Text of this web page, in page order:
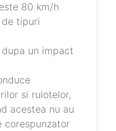
80 km/h
de tipuri
un impact
si rulotelor,
acestea nu au
corespunzator